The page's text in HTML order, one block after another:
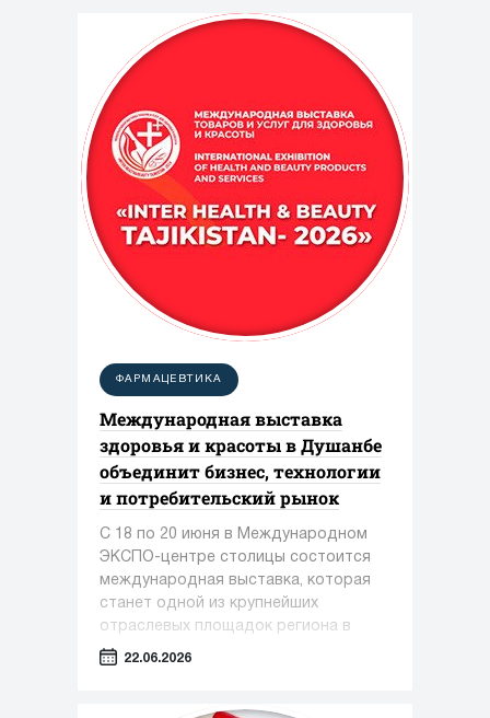
ФАРМАЦЕВТИКА
Международная выставка
здоровья и красоты в Душанбе
объединит бизнес, технологии
и потребительский рынок
С 18 по 20 июня в Международном
ЭКСПО-центре столицы состоится
международная выставка, которая
станет одной из крупнейших
отраслевых площадок региона в
сфере медицины, фармацевтики и
22.06.2026